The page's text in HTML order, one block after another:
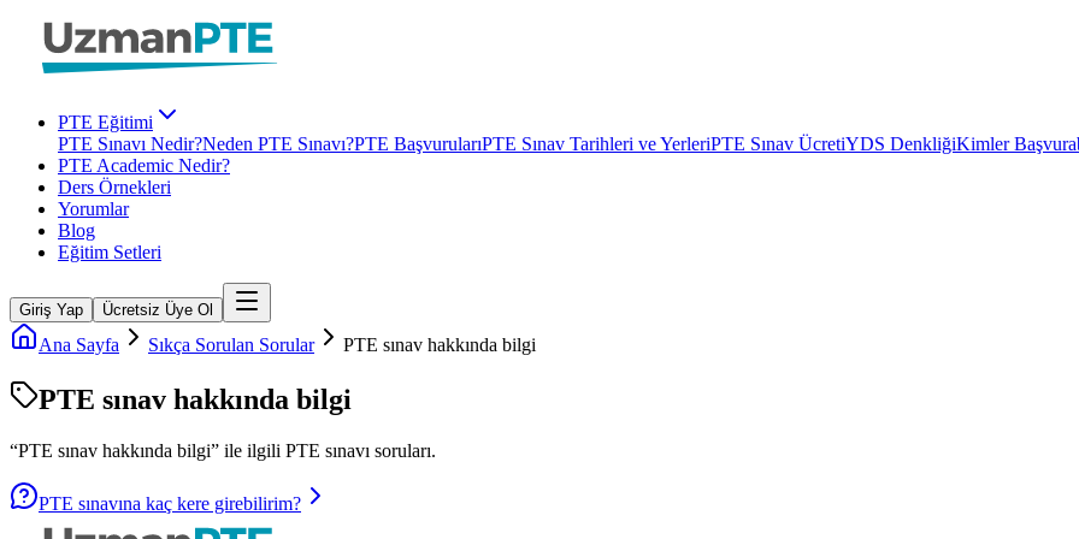
PTE Eğitimi
PTE Sınavı Nedir?Neden PTE Sınavı?PTE BaşvurularıPTE Sınav Tarihleri ve YerleriPTE Sınav ÜcretiYDS DenkliğiKimler
PTE Academic Nedir?
Ders Örnekleri
Yorumlar
Blog
Eğitim Setleri
Giriş Yap Ücretsiz Üye Ol
Ana Sayfa Sıkça Sorulan Sorular PTE sınav hakkında bilgi
PTE sınav hakkında bilgi
“PTE sınav hakkında bilgi” ile ilgili PTE sınavı soruları.
PTE sınavına kaç kere girebilirim?